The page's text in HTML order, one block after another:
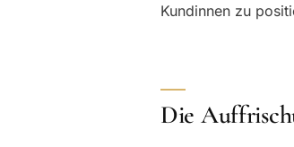
Kundinnen zu
Die